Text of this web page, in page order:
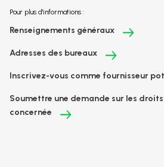
Pour plus d'informations :
Renseignements généraux
Adresses des bureaux
Inscrivez-vous comme fournisseur
Soumettre une demande sur les
concernée